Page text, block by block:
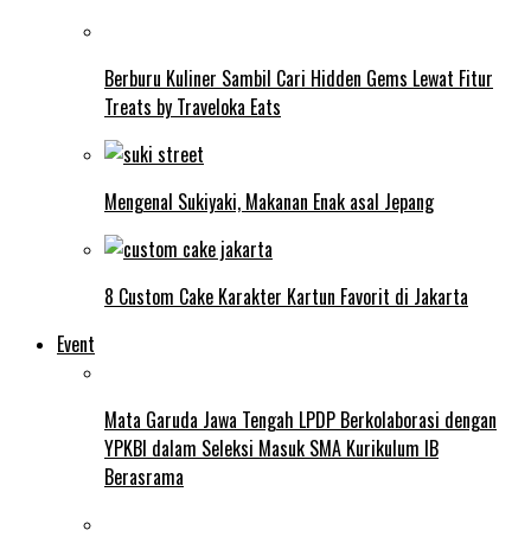
Berburu Kuliner Sambil Cari Hidden Gems Lewat Fitur
Treats by Traveloka Eats
Mengenal Sukiyaki, Makanan Enak asal Jepang
8 Custom Cake Karakter Kartun Favorit di Jakarta
Event
Mata Garuda Jawa Tengah LPDP Berkolaborasi dengan
YPKBI dalam Seleksi Masuk SMA Kurikulum IB
Berasrama